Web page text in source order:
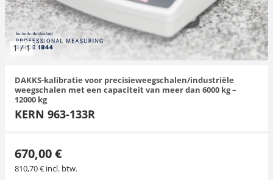
1/1
DAKKS-kalibratie voor precisieweegschalen/industriële
weegschalen met een capaciteit van meer dan 6000 kg –
12000 kg
KERN 963-133R
670,00 €
810,70 € incl. btw.
Hangende weegschalen
Bankweegschaal
Orgelschalen
Weegschaal inclusief software
Spannings- en compressiebelastingcellen
Videomicroscopen
Microscoop camera's
Accessoires
Toepassingen voor experts
Suiker
Newton-gewichten
Geluidsniveaumeter
Accessoires
Overig